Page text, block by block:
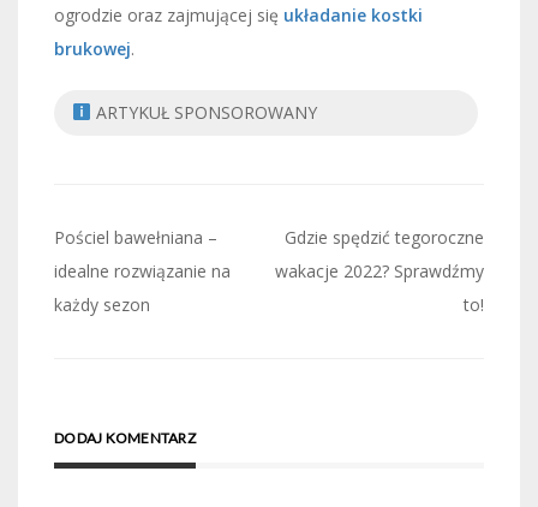
ogrodzie oraz zajmującej się układanie kostki
brukowej.
ARTYKUŁ SPONSOROWANY
Nawigacja
wpisu
Pościel bawełniana –
idealne rozwiązanie na
każdy sezon
Gdzie spędzić tegoroczne
wakacje 2022? Sprawdźmy
to!
DODAJ KOMENTARZ